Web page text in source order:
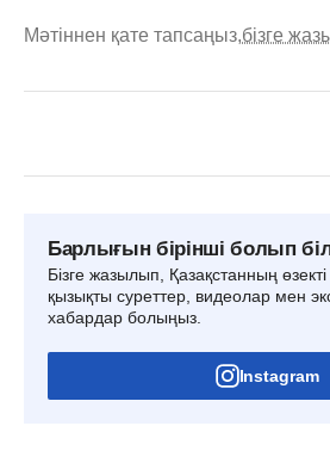
Мәтіннен қате тапсаңыз,бізге
Барлығын бірінші болып
Бізге жазылып, Қазақстанның
қызықты суреттер, видеолар мен
хабардар болыңыз.
Instagram